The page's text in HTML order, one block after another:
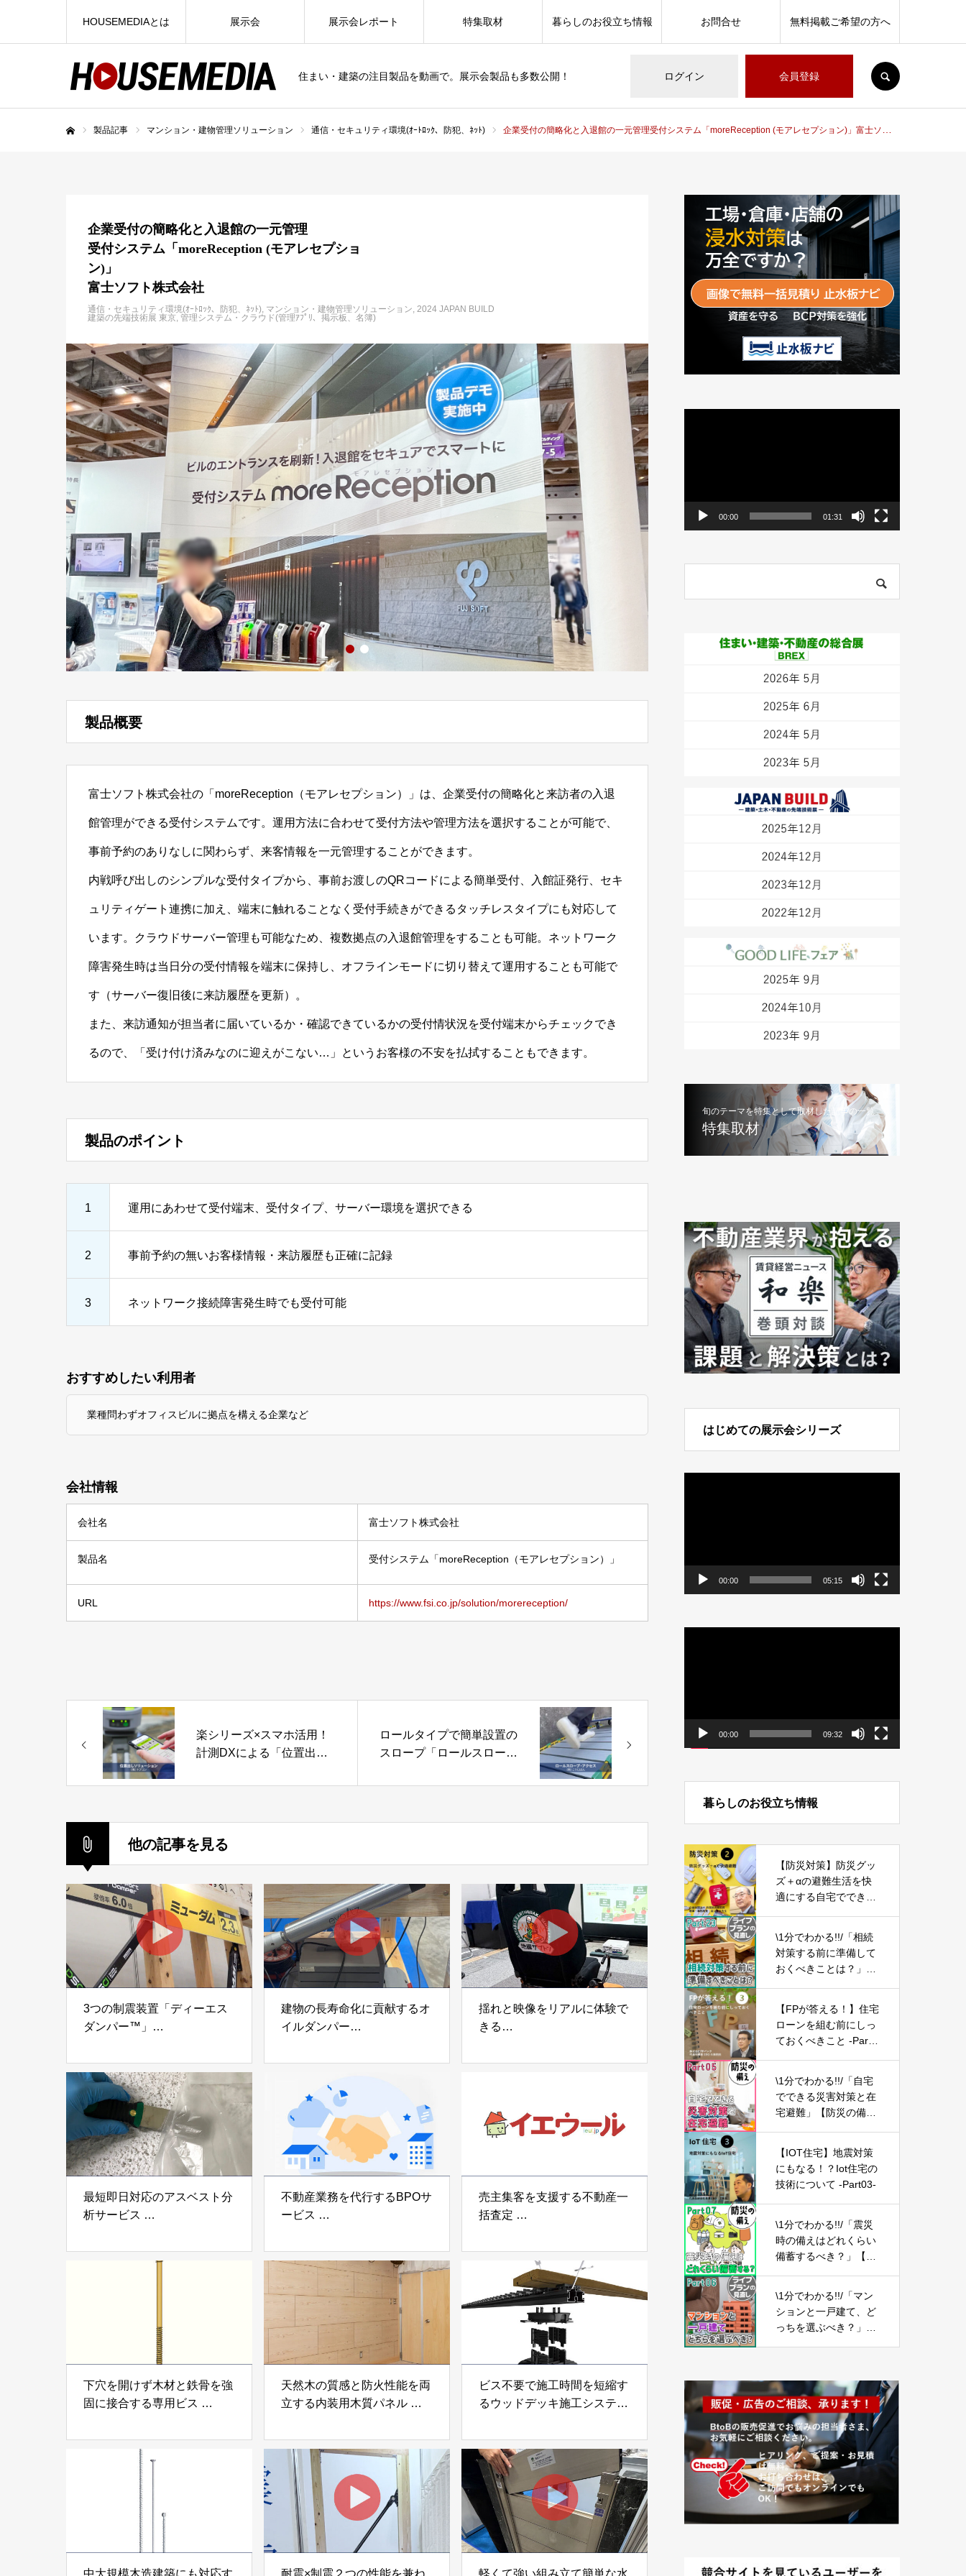
住まい・建築の注目製品を動画で。展示会製品も多数公開！ ログイン 会員登録
HOUSEMEDIAとは 展示会 展示会レポート 特集取材 暮らしのお役立ち情報 お問合せ 無料掲載ご希望の方へ
製品記事 マンション・建物管理ソリューション 通信・セキュリティ環境(ｵｰﾄﾛｯｸ、防犯、ﾈｯﾄ) 企業受付の簡略化と入退館の一元管理受付システム「moreReception (モアレセプション)」富士ソフト株式会社
企業受付の簡略化と入退館の一元管理
受付システム「moreReception (モアレセプショ
ン)」
富士ソフト株式会社
通信・セキュリティ環境(ｵｰﾄﾛｯｸ、防犯、ﾈｯﾄ) マンション・建物管理ソリューション 2024 JAPAN BUILD
建築の先端技術展 東京 管理システム・クラウド(管理ｱﾌﾟﾘ、掲示板、名簿)
製品概要
富士ソフト株式会社の「moreReception（モアレセプション）」は、企業受付の簡略化と来訪者の入退
館管理ができる受付システムです。運用方法に合わせて受付方法や管理方法を選択することが可能で、
事前予約のありなしに関わらず、来客情報を一元管理することができます。
内戦呼び出しのシンプルな受付タイプから、事前お渡しのQRコードによる簡単受付、入館証発行、セキ
ュリティゲート連携に加え、端末に触れることなく受付手続きができるタッチレスタイプにも対応して
います。クラウドサーバー管理も可能なため、複数拠点の入退館管理をすることも可能。ネットワーク
障害発生時は当日分の受付情報を端末に保持し、オフラインモードに切り替えて運用することも可能で
す（サーバー復旧後に来訪履歴を更新）。
また、来訪通知が担当者に届いているか・確認できているかの受付情状況を受付端末からチェックでき
るので、「受け付け済みなのに迎えがこない…」というお客様の不安を払拭することもできます。
製品のポイント
1 運用にあわせて受付端末、受付タイプ、サーバー環境を選択できる
2 事前予約の無いお客様情報・来訪履歴も正確に記録
3 ネットワーク接続障害発生時でも受付可能
おすすめしたい利用者
業種問わずオフィスビルに拠点を構える企業など
会社情報
会社名 富士ソフト株式会社
製品名 受付システム「moreReception（モアレセプション）」
URL https://www.fsi.co.jp/solution/morereception/
楽シリーズ×スマホ活用！
計測DXによる「位置出し
トプコン
ロールタイプで簡単設置の
スロープ「ロールスロー
うじばん
他の記事を見る
3つの制震装置「ディーエス
ダンパー™」
プ®」
アイディールブレーン株式会
社
建物の長寿命化に貢献するオ
イルダンパー
「evoltz」
揺れと映像をリアルに体験で
きる
「地震ザブトン」
最短即日対応のアスベスト分
析サービス
株式会社べスター
不動産業務を代行するBPOサ
ービス
らぶGROUP
売主集客を支援する不動産一
括査定
Speee
下穴を開けず木材と鉄骨を強
固に接合する専用ビス
株式会社
天然木の質感と防火性能を両
立する内装用木質パネル
モクパネル）」 合同会社サ
ンパテック
ビス不要で施工時間を短縮す
るウッドデッキ施工システム
JAPAN
00:00 01:31
旬のテーマを特集として取材した記事の一覧
特集取材
はじめての展示会シリーズ
00:00 05:15
動
00:00 09:32
暮らしのお役立ち情報
【防災対策】防災グッ
ズ＋αの避難生活を快
適にする自宅でできる
\1分でわかる!!/「相続
対策する前に準備して
おくべきことは？」
【FPが答える！】住宅
ローンを組む前にしっ
ておくべきこと -Part0
\1分でわかる!!/「自宅
でできる災害対策と在
宅避難」【防災の備え
【IOT住宅】地震対策
にもなる！？Iot住宅の
技術について -Part03-
\1分でわかる!!/「震災
時の備えはどれくらい
備蓄するべき？」【防
\1分でわかる!!/「マン
ションと一戸建て、ど
っちを選ぶべき？」